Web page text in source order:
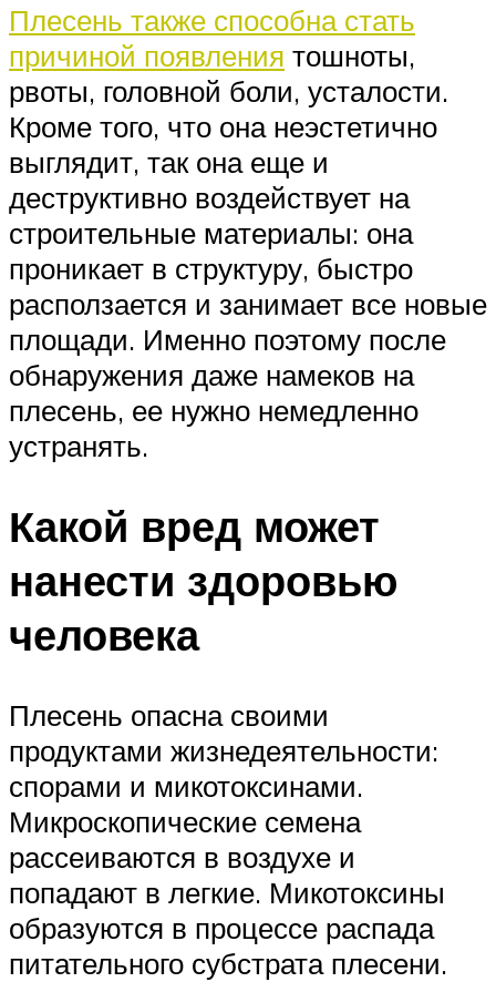
Плесень также способна стать
причиной появления тошноты,
рвоты, головной боли, усталости.
Кроме того, что она неэстетично
выглядит, так она еще и
деструктивно воздействует на
строительные материалы: она
проникает в структуру, быстро
расползается и занимает все новые
площади. Именно поэтому после
обнаружения даже намеков на
плесень, ее нужно немедленно
устранять.
Какой вред может
нанести здоровью
человека
Плесень опасна своими
продуктами жизнедеятельности:
спорами и микотоксинами.
Микроскопические семена
рассеиваются в воздухе и
попадают в легкие. Микотоксины
образуются в процессе распада
питательного субстрата плесени.